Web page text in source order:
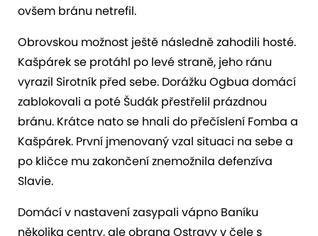
ovšem bránu netrefil.
Obrovskou možnost ještě následně zahodili hosté.
Kašpárek se protáhl po levé straně, jeho ránu
vyrazil Sirotník před sebe. Dorážku Ogbua domácí
zablokovali a poté Šudák přestřelil prázdnou
bránu. Krátce nato se hnali do přečíslení Fomba a
Kašpárek. První jmenovaný vzal situaci na sebe a
po kličce mu zakončení znemožnila defenzíva
Slavie.
Domácí v nastavení zasypali vápno Baníku
několika centry, ale obrana Ostravy v čele s